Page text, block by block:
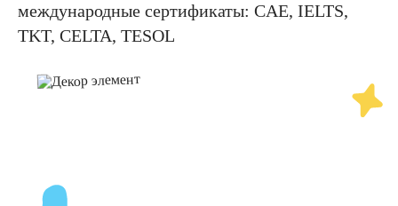
международные сертификаты: CAE, IELTS,
TKT, CELTA, TESOL